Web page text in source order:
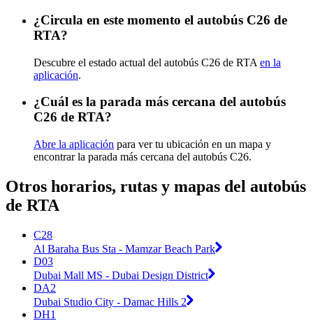
¿Circula en este momento el autobús C26 de
RTA?
Descubre el estado actual del autobús C26 de RTA en la
aplicación.
¿Cuál es la parada más cercana del autobús
C26 de RTA?
Abre la aplicación para ver tu ubicación en un mapa y
encontrar la parada más cercana del autobús C26.
Otros horarios, rutas y mapas del autobús
de RTA
C28
Al Baraha Bus Sta - Mamzar Beach Park
D03
Dubai Mall MS - Dubai Design District
DA2
Dubai Studio City - Damac Hills 2
DH1